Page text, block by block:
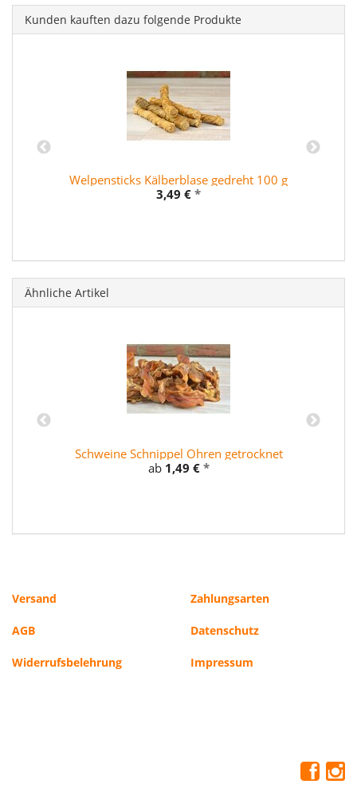
Kunden kauften dazu folgende Produkte
Welpensticks Kälberblase gedreht 100 g
3,49 € *
Ähnliche Artikel
Schweine Schnippel Ohren getrocknet
ab 1,49 € *
Versand Zahlungsarten
AGB Datenschutz
Widerrufsbelehrung Impressum